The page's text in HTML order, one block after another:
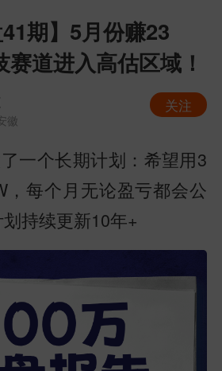
41期】5月份赚23
道进入高估区域！
徽
关注
一个长期计划：希望用3
，每个月无论盈亏都会公
持续更新10年+